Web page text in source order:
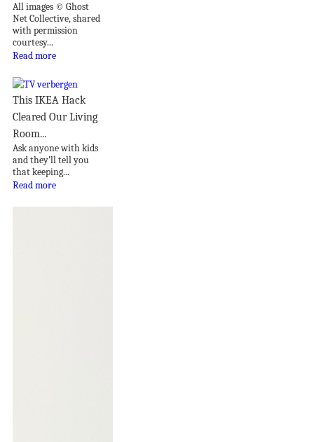
All images © Ghost
Net Collective, shared
with permission
courtesy...
Read more
This IKEA Hack
Cleared Our Living
Room...
Ask anyone with kids
and they’ll tell you
that keeping...
Read more